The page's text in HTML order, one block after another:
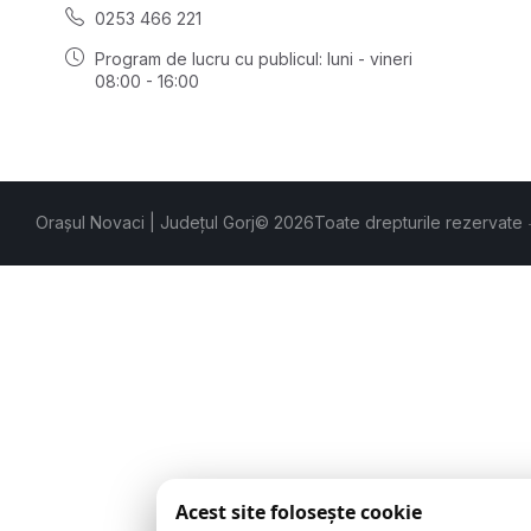
0253 466 221
Program de lucru cu publicul: luni - vineri
08:00 - 16:00
Orașul Novaci | Județul Gorj© 2026Toate drepturile rezervate
Acest site folosește cookie